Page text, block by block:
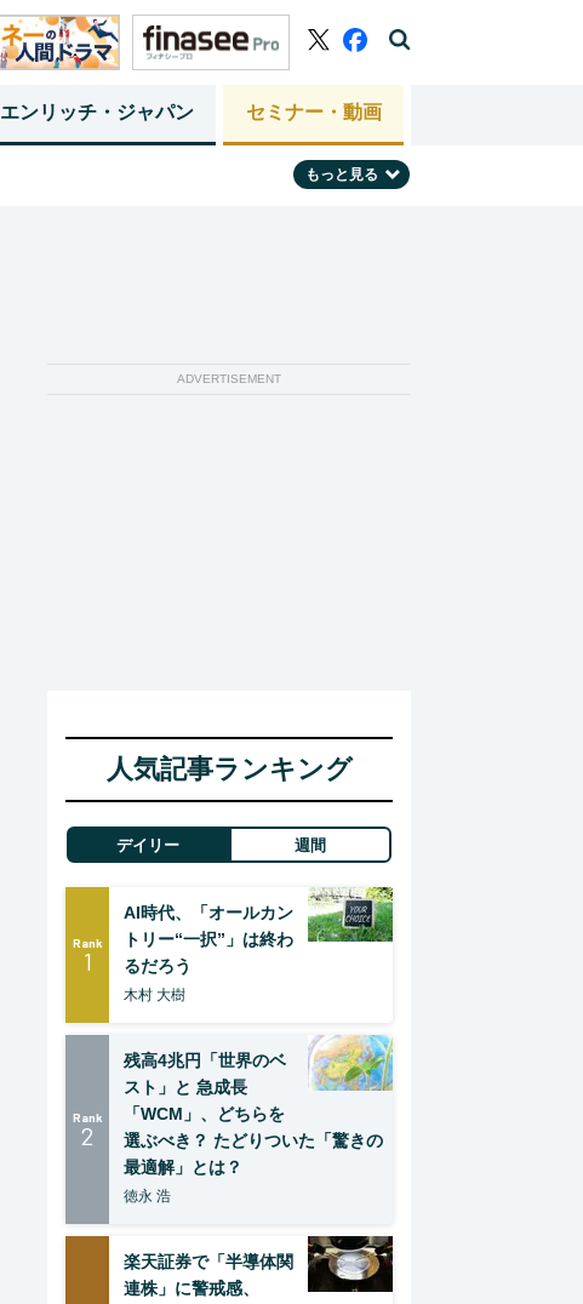
エンリッチ・ジャパン セミナー・動画
もっと見る
ADVERTISEMENT
人気記事ランキング
デイリー 週間
Rank
1
AI時代、「オールカン
トリー“一択”」は終わ
るだろう
木村 大樹
Rank
2
残高4兆円「世界のベ
スト」と 急成長
「WCM」、どちらを
選ぶべき？ たどりついた「驚きの
最適解」とは？
徳永 浩
楽天証券で「半導体関
連株」に警戒感、